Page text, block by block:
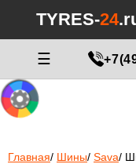
24.ru/html/catalog/
TYRES-24
☰
Главная/ Шины/ Sava/